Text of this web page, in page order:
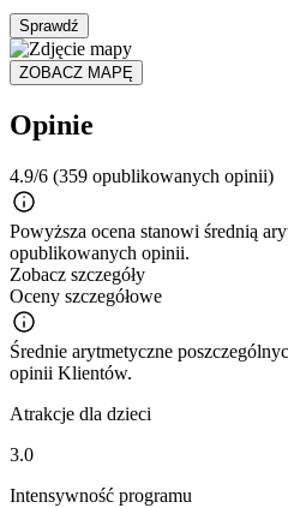
Sprawdź
ZOBACZ MAPĘ
Opinie
4.9/6 (359 opublikowanych opinii)
Powyższa ocena stanowi średnią
opublikowanych opinii.
Zobacz szczegóły
Oceny szczegółowe
Średnie arytmetyczne
opinii Klientów.
Atrakcje dla dzieci
3.0
Intensywność programu